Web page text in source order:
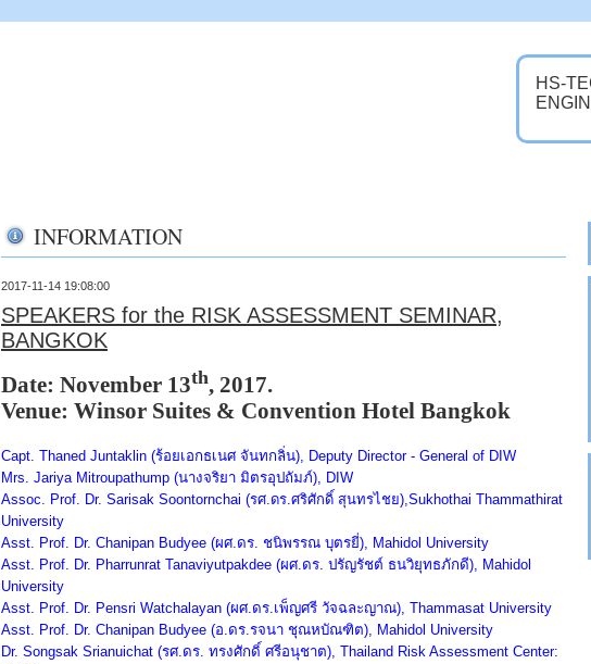
HS-
INFORMATION
2017-11-14 19:08:00
SPEAKERS for the RISK ASSESSMENT SEMINAR,
BANGKOK
Date: November 13th, 2017.
Venue: Winsor Suites & Convention Hotel Bangkok
Capt. Thaned Juntaklin (ร้อยเอกธเนศ จันทกลิ่น), Deputy Director - General of DIW
Mrs. Jariya Mitroupathump (นางจริยา มิตรอุปถัมภ์), DIW
Assoc. Prof. Dr. Sarisak Soontornchai (รศ.ดร.ศริศักดิ์ สุนทรไชย),Sukhothai Thammathirat
University
Asst. Prof. Dr. Chanipan Budyee (ผศ.ดร. ชนิพรรณ บุตรยี่), Mahidol University
Asst. Prof. Dr. Pharrunrat Tanaviyutpakdee (ผศ.ดร. ปรัญรัชต์ ธนวิยุทธภักดี), Mahidol
University
Asst. Prof. Dr. Pensri Watchalayan (ผศ.ดร.เพ็ญศรี วัจฉละญาณ), Thammasat University
Asst. Prof. Dr. Chanipan Budyee (อ.ดร.รจนา ชุณหบัณฑิต), Mahidol University
Dr. Songsak Srianuichat (รศ.ดร. ทรงศักดิ์ ศรีอนุชาต), Thailand Risk Assessment Center: